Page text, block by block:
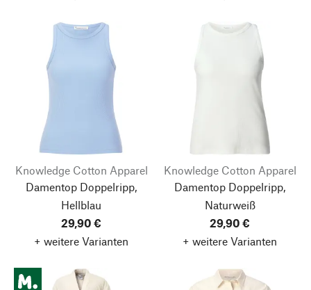
Knowledge Cotton Apparel
Damentop Doppelripp,
Hellblau
29,90 €
+ weitere Varianten
Knowledge Cotton Apparel
Damentop Doppelripp,
Naturweiß
29,90 €
+ weitere Varianten